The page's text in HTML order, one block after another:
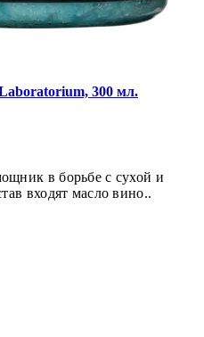
300 мл.
в борьбе с сухой и
входят масло вино..